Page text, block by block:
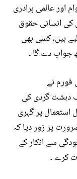
اور عالمی برادری
کی انسانی حقوق
ہیں، کسی بھی
جواب دے گا ۔
فورم نے
دہشت گردی کی
استعمال پر گہری
پر زور دیا کہ
سے انکار کے
کرے ۔